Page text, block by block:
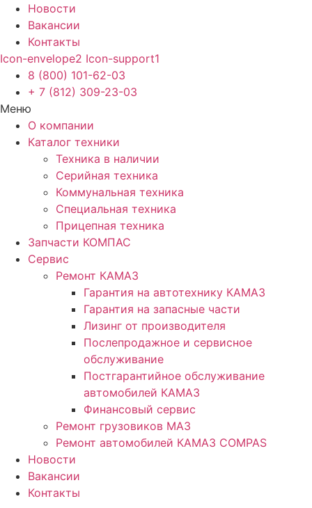
Новости
Вакансии
Контакты
Icon-envelope2 Icon-support1
8 (800) 101-62-03
+ 7 (812) 309-23-03
Меню
О компании
Каталог техники
Техника в наличии
Серийная техника
Коммунальная техника
Специальная техника
Прицепная техника
Запчасти КОМПАС
Сервис
Ремонт КАМАЗ
Гарантия на автотехнику КАМАЗ
Гарантия на запасные части
Лизинг от производителя
Послепродажное и сервисное
обслуживание
Постгарантийное обслуживание
автомобилей КАМАЗ
Финансовый сервис
Ремонт грузовиков МАЗ
Ремонт автомобилей КАМАЗ COMPAS
Новости
Вакансии
Контакты